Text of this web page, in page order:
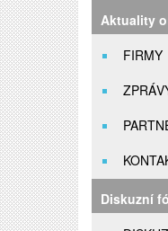
Aktuality
FIRMY
Diskuzní